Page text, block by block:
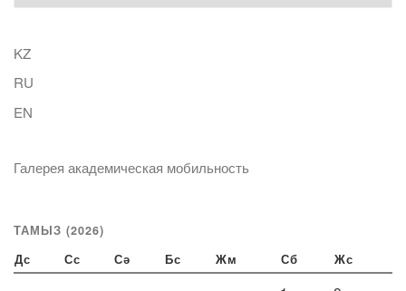
KZ
RU
EN
Галерея академическая мобильность
ТАМЫЗ (2026)
Дс Сс Сә Бс Жм Сб Жс